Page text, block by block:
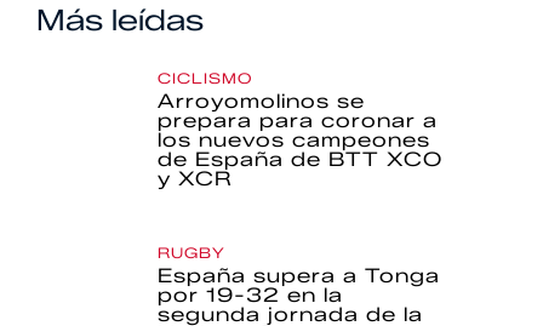
Más leídas
CICLISMO
Arroyomolinos se
prepara para coronar a
los nuevos campeones
de España de BTT XCO
y XCR
RUGBY
España supera a Tonga
por 19-32 en la
segunda jornada de la